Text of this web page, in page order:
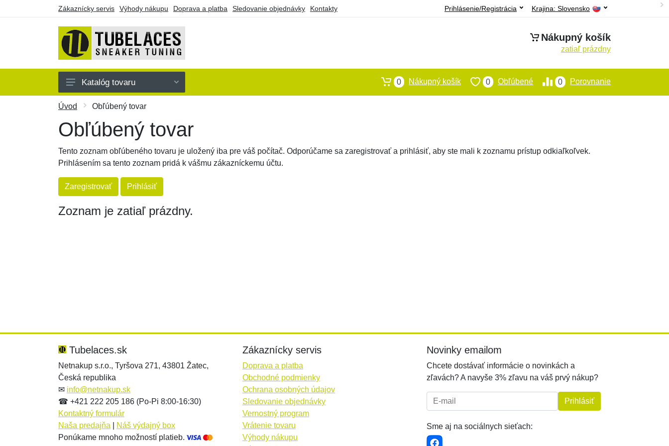
Zákaznícky servis Výhody nákupu Doprava a platba Sledovanie objednávky Kontakty Krajina: Slovensko
Prihlásenie/Registrácia
Nákupný košík
zatiaľ prázdny
Farebné
Jednofarebné
Darčekové poukazy
Výpredaj
Katalóg tovaru 0 Porovnanie
0 Obľúbené
0 Nákupný košík
Úvod Obľúbený tovar
Obľúbený tovar
Tento zoznam obľúbeného tovaru je uložený iba pre váš počítač. Odporúčame sa zaregistrovať a prihlásiť, aby ste mali k zoznamu prístup odkiaľkoľvek.
Prihlásením sa tento zoznam pridá k vášmu zákazníckemu účtu.
Zaregistrovať Prihlásiť
Zoznam je zatiaľ prázdny.
Tubelaces.sk
Netnakup s.r.o., Tyršova 271, 43801 Žatec,
Česká republika
✉ info@netnakup.sk
☎ +421 222 205 186 (Po-Pi 8:00-16:30)
Kontaktný formulár
Naša predajňa
Náš výdajný box
Ponúkame mnoho možností platieb.
Zákaznícky servis
Doprava a platba
Obchodné podmienky
Ochrana osobných údajov
Sledovanie objednávky
Vernostný program
Vrátenie tovaru
Výhody nákupu
Novinky emailom
Chcete dostávať informácie o novinkách a
zľavách? A navyše 3% zľavu na váš prvý nákup?
E-mail: Prihlásiť
Sme aj na sociálnych sieťach: